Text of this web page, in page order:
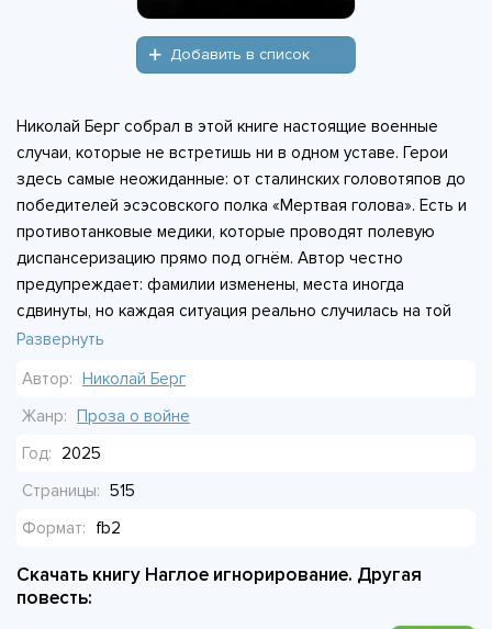
Добавить в список
Николай Берг собрал в этой книге настоящие военные
случаи, которые не встретишь ни в одном уставе. Герои
здесь самые неожиданные: от сталинских головотяпов до
победителей эсэсовского полка «Мертвая голова». Есть и
противотанковые медики, которые проводят полевую
диспансеризацию прямо под огнём. Автор честно
предупреждает: фамилии изменены, места иногда
сдвинуты, но каждая ситуация реально случилась на той
войне. Сейчас в такое и правда трудно поверить. Книга
пафоса. Это не парадный портрет войны, а её живая,
абсурдная и страшная изнанка. Человек на передовой
делает то, чего не может быть по штату.
Развернуть
Автор: Николай Берг
Жанр: Проза о войне
Год:
2025
Страницы: 515
Формат:
fb2
Скачать книгу Наглое игнорирование. Другая
повесть: